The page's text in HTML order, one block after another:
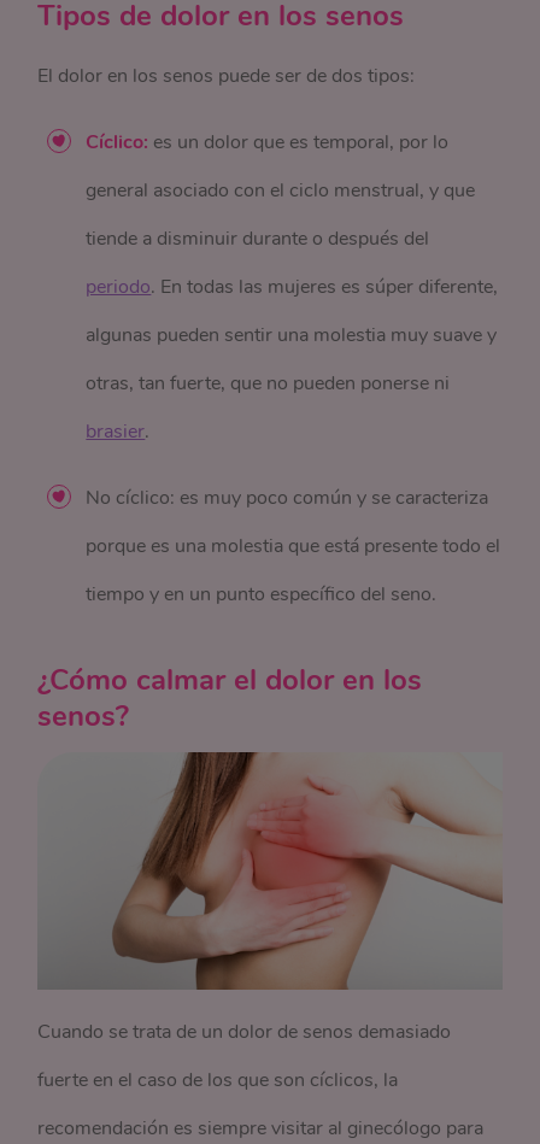
Tipos de dolor en los senos
El dolor en los senos puede ser de dos tipos:
Cíclico: es un dolor que es temporal, por lo
general asociado con el ciclo menstrual, y que
tiende a disminuir durante o después del
periodo. En todas las mujeres es súper diferente,
algunas pueden sentir una molestia muy suave y
otras, tan fuerte, que no pueden ponerse ni
brasier.
No cíclico: es muy poco común y se caracteriza
porque es una molestia que está presente todo el
tiempo y en un punto específico del seno.
¿Cómo calmar el dolor en los
senos?
Cuando se trata de un dolor de senos demasiado
fuerte en el caso de los que son cíclicos, la
recomendación es siempre visitar al ginecólogo para